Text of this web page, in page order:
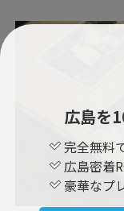
広島を
完全無料
広島密着
豪華なプ